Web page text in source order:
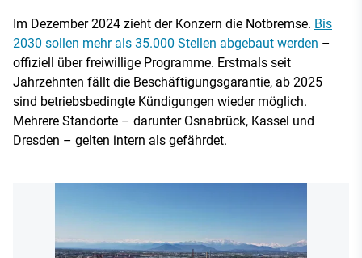
Im Dezember 2024 zieht der Konzern die Notbremse. Bis
2030 sollen mehr als 35.000 Stellen abgebaut werden –
offiziell über freiwillige Programme. Erstmals seit
Jahrzehnten fällt die Beschäftigungsgarantie, ab 2025
sind betriebsbedingte Kündigungen wieder möglich.
Mehrere Standorte – darunter Osnabrück, Kassel und
Dresden – gelten intern als gefährdet.